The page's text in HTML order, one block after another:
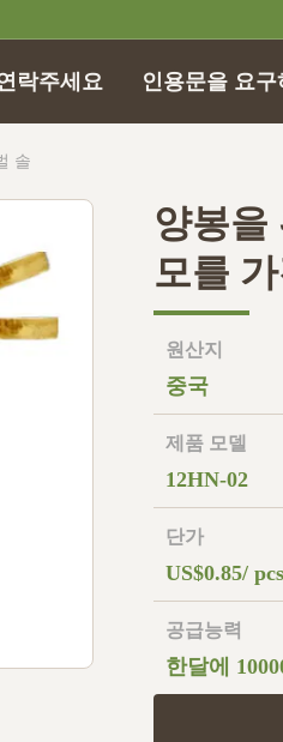
락주세요 인용문을 요구
솔
양봉을
모를
원산지
중국
제품 모델
12HN-02
단가
US$0.85/
공급능력
한달에